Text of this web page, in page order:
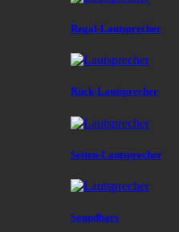
Regal-Lautsprecher
Rück-Lautsprecher
Seiten-Lautsprecher
Soundbars